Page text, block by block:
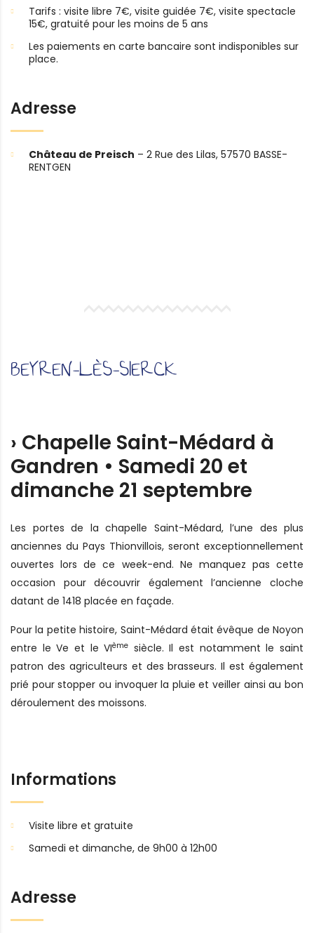
Tarifs : visite libre 7€, visite guidée 7€, visite spectacle
15€, gratuité pour les moins de 5 ans
Les paiements en carte bancaire sont indisponibles sur
place.
Adresse
Château de Preisch – 2 Rue des Lilas, 57570 BASSE-
RENTGEN
BEYREN-LÈS-SIERCK
› Chapelle Saint-Médard à
Gandren • Samedi 20 et
dimanche 21 septembre
Les portes de la chapelle Saint-Médard, l’une des plus
anciennes du Pays Thionvillois, seront exceptionnellement
ouvertes lors de ce week-end. Ne manquez pas cette
occasion pour découvrir également l’ancienne cloche
datant de 1418 placée en façade.
Pour la petite histoire, Saint-Médard était évêque de Noyon
entre le Ve et le VIème siècle. Il est notamment le saint
patron des agriculteurs et des brasseurs. Il est également
prié pour stopper ou invoquer la pluie et veiller ainsi au bon
déroulement des moissons.
Informations
Visite libre et gratuite
Samedi et dimanche, de 9h00 à 12h00
Adresse